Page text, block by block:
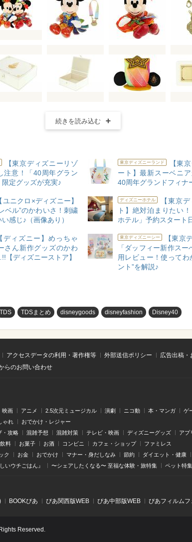
続きを読み込む
【東京ディズニーリゾ
注意！「40周年グラン
限定グッズが充実♪
東京ディズニーランド
【東
ート】最新スーベニア
40周年グランドフィナ
【ユニクロ×ディズニー】
ベル”のかわいさ！刺繍
感じ♪（画像あり）
ディズニーホテル
【東京
ト】絶対泊まりたい
ホテル」予約スタート
【ディズニー】めっちゃ
さん新作グッズのかわ
【ディズニーストア】
東京ディズニーシー
【東京
「ダッフィー新作ス
用レビュー！使ってわ
ント”を解説♪
TDS TDSまとめ disneygoods disneyfashion Disney40
アクセスデータの利用・著作権等 外部送信ポリシー
広告出稿
らのお問い合わせ
映画 アニメ 2.5次元ミュージカル 演劇 ニコ動 本・マンガ ゲ
ゃれ おでかけ・レジャー
・攻略 混雑予想 混雑対策 テレビ・映画 ディズニーグッズ アプ
飲料 お菓子 お酒 コンビニ カフェ・ショップ ファミレス
ク お金 おでかけ マナー・身だしなみ 節約 ダイエット・健康
いウチごはん』 〜シェアしたくなる〜 至福な体験・旅特集 ペット特
BOOKぴあ ぴあ関⻄版WEB ぴあ中部版WEB ぴあフィルム
Reserved.